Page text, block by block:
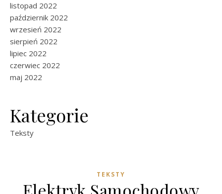
listopad 2022
październik 2022
wrzesień 2022
sierpień 2022
lipiec 2022
czerwiec 2022
maj 2022
Kategorie
Teksty
TEKSTY